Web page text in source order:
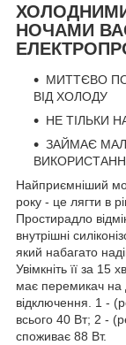
НОЧАМИ
МИТТЄВО
ВІД ХОЛОДУ
НЕ ТІЛЬКИ
ЗАЙМАЄ
Найприємніший
року - це лягти в
Простирадло
внутрішні
який набагато
Увімкніть її за
має перемикач на
відключення. 1 -
всього 40 Вт; 2 -
споживає 88 Вт.